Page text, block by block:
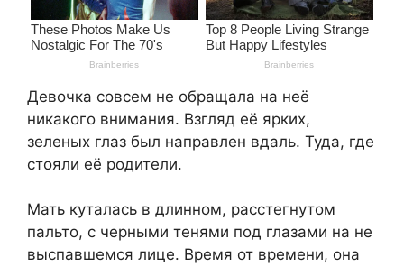
Девочка совсем не обращала на неё
никакого внимания. Взгляд её ярких,
зеленых глаз был направлен вдаль. Туда, где
стояли её родители.
Мать куталась в длинном, расстегнутом
пальто, с черными тенями под глазами на не
выспавшемся лице. Время от времени, она